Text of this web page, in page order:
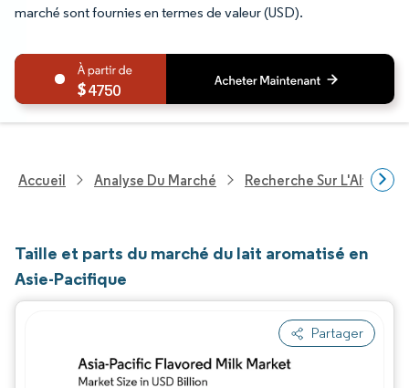
marché sont fournies en termes de valeur (USD).
4750
Accueil Analyse Du Marché Recherche Sur
Taille et parts du marché du lait aromatisé en
Asie-Pacifique
Partager